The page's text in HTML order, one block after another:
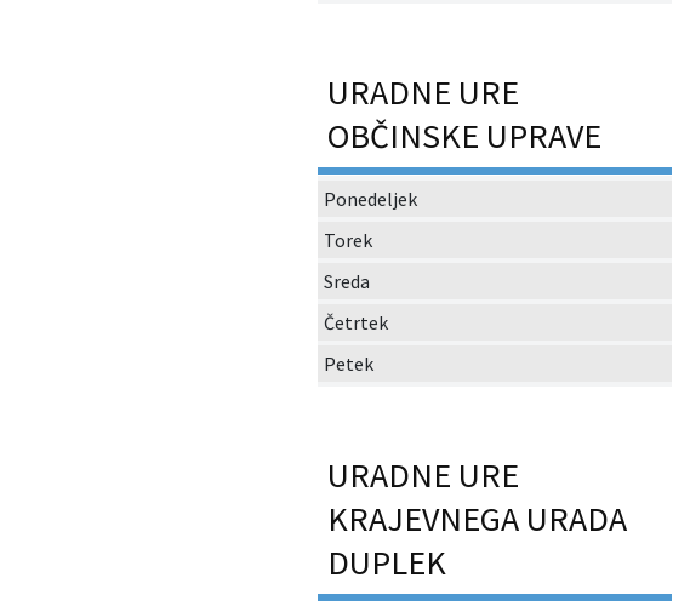
URADNE URE
OBČINSKE UPRAVE
Ponedeljek
Torek
Sreda
Četrtek
Petek
URADNE URE
KRAJEVNEGA URADA
DUPLEK